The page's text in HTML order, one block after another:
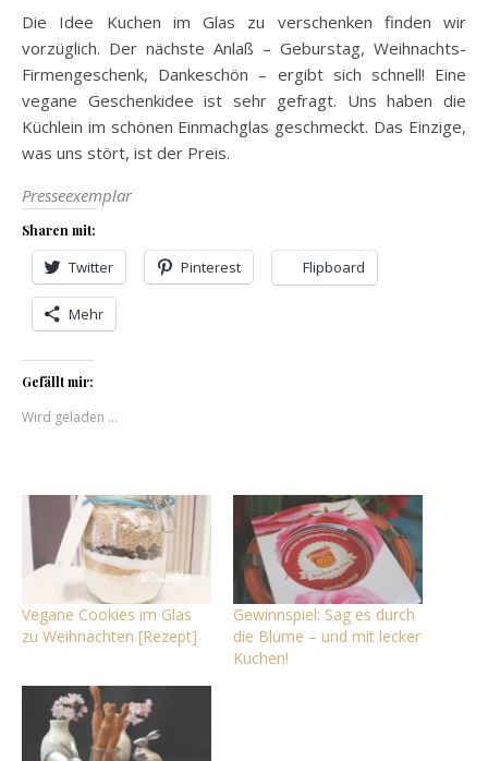
Die Idee Kuchen im Glas zu verschenken finden wir
vorzüglich. Der nächste Anlaß – Geburstag, Weihnachts-
Firmengeschenk, Dankeschön – ergibt sich schnell! Eine
vegane Geschenkidee ist sehr gefragt. Uns haben die
Küchlein im schönen Einmachglas geschmeckt. Das Einzige,
was uns stört, ist der Preis.
Presseexemplar
Sharen mit:
Twitter Pinterest Flipboard
Mehr
Gefällt mir:
Wird geladen …
Vegane Cookies im Glas
zu Weihnachten [Rezept]
Gewinnspiel: Sag es durch
die Blume – und mit lecker
Kuchen!